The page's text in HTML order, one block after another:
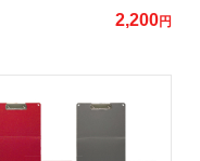
2,200円